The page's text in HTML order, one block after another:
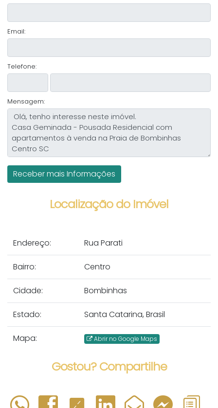
Email:
Telefone:
Mensagem:
Localização do Imóvel
Endereço: Rua Parati
Bairro: Centro
Cidade: Bombinhas
Estado: Santa Catarina, Brasil
Mapa: Abrir no Google Maps
Gostou? Compartilhe